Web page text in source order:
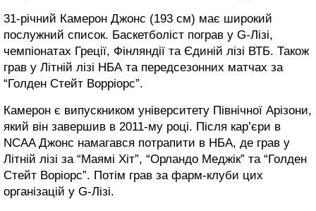
31-річний Камерон Джонс (193 см) має широкий
послужний список. Баскетболіст пограв у G-Лізі,
чемпіонатах Греції, Фінляндії та Єдиній лізі ВТБ. Також
грав у Літній лізі НБА та передсезонних матчах за
“Голден Стейт Ворріорс”.
Камерон є випускником університету Північної Арізони,
який він завершив в 2011-му році. Після кар’єри в
NCAA Джонс намагався потрапити в НБА, де грав у
Літній лізі за “Маямі Хіт”, “Орландо Меджік” та “Голден
Стейт Воріорс”. Потім грав за фарм-клуби цих
організацій у G-Лізі.